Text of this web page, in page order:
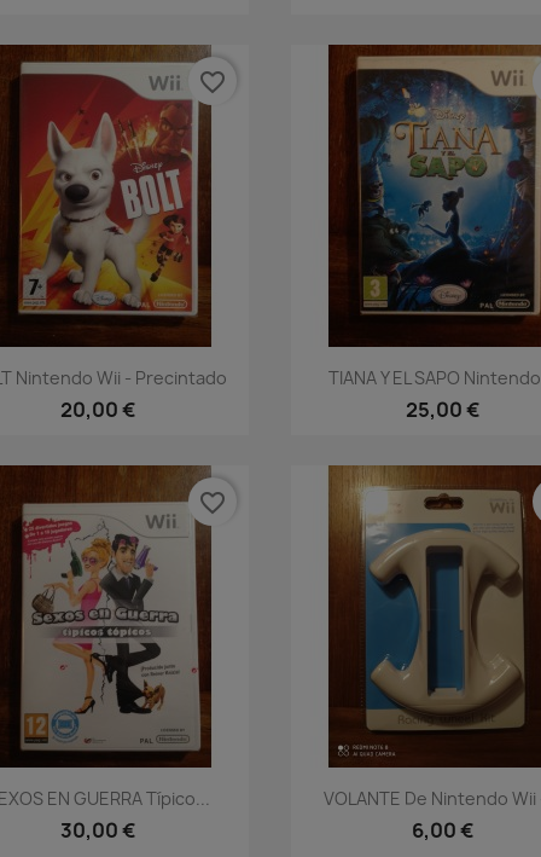
Vista rápida
Nintendo Wii - Precintado
20,00 €
favorite_border
Vista rápida
TIANA Y EL SAPO
25,00 €
Vista rápida
EN GUERRA Típico...
30,00 €
favorite_border
 Vista rápida
VOLANTE De Nintendo Wii
6,00 €